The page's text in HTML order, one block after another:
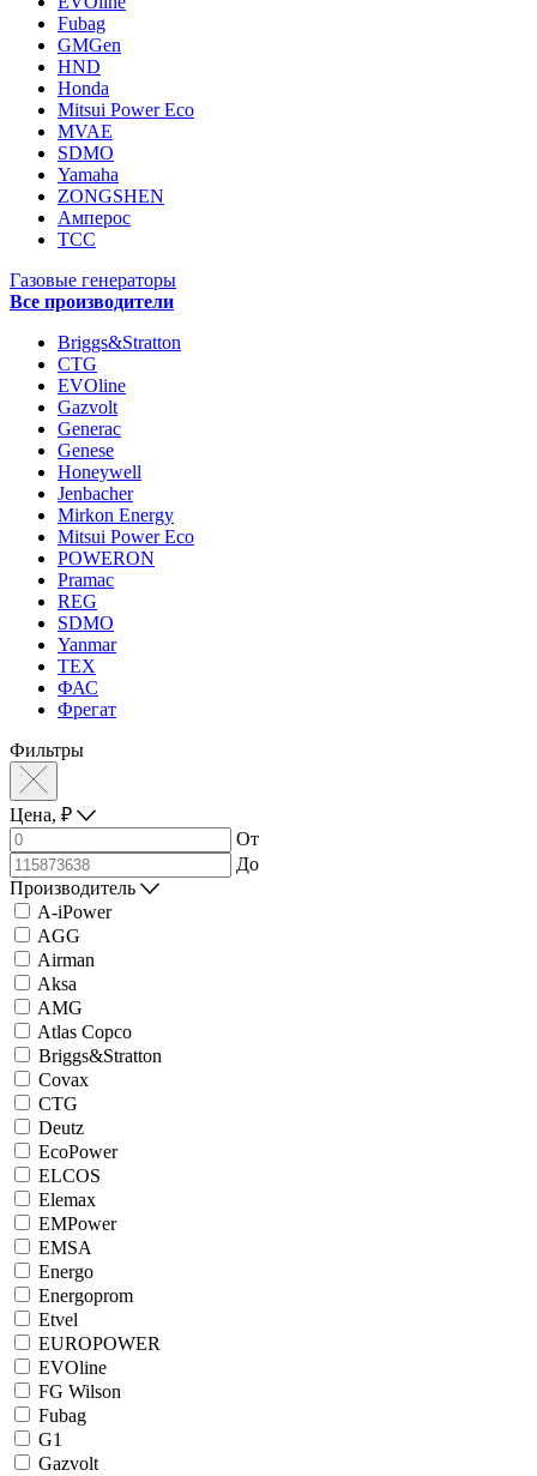
Fubag
GMGen
HND
Honda
Mitsui Power Eco
MVAE
SDMO
Yamaha
ZONGSHEN
Амперос
ТСС
Газовые генераторы
Все производители
Briggs&Stratton
CTG
EVOline
Gazvolt
Generac
Genese
Honeywell
Jenbacher
Mirkon Energy
Mitsui Power Eco
POWERON
Pramac
REG
SDMO
Yanmar
ТЕХ
ФАС
Фрегат
Фильтры
Цена, ₽
От
До
Производитель
A-iPower
AGG
Airman
Aksa
AMG
Atlas Copco
Briggs&Stratton
Covax
CTG
Deutz
EcoPower
ELCOS
Elemax
EMPower
EMSA
Energo
Energoprom
Etvel
EUROPOWER
EVOline
FG Wilson
Fubag
G1
Gazvolt